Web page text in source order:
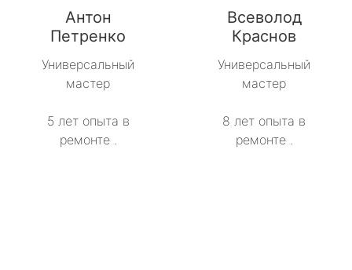
Антон
Петренко
Универсальный
мастер
5 лет опыта в
ремонте .
Всеволод
Краснов
Универсальный
мастер
8 лет опыта в
ремонте .